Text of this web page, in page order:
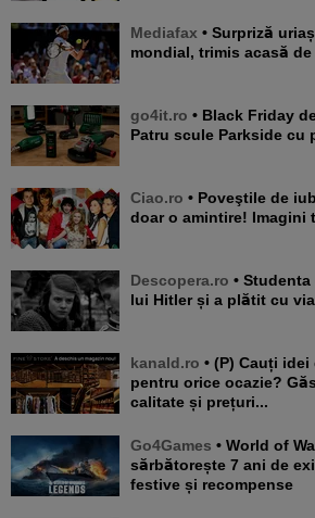
Mediafax • Surpriză uriașă în tenis! Numărul 3
mondial, trimis acasă
go4it.ro • Black Friday de vară la Kaufland:
Patru scule Parkside cu
Ciao.ro • Poveştile de iubire care au rămas
doar o amintire! Imagini
Descopera.ro • Studenta care a sfidat regimul
lui Hitler și a plătit cu
kanald.ro • (P) Cauți idei de cadouri rafinate
pentru orice ocazie?
calitate și prețuri...
Go4Games • World of Warships Legends
sărbătorește 7 ani de
festive și recompense